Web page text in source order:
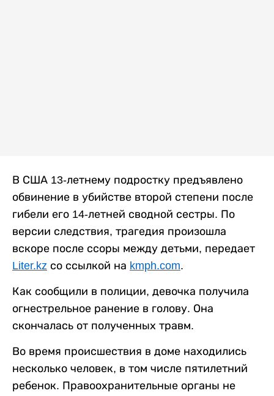
В США 13-летнему подростку предъявлено
обвинение в убийстве второй степени после
гибели его 14-летней сводной сестры. По
версии следствия, трагедия произошла
вскоре после ссоры между детьми, передает
Liter.kz со ссылкой на kmph.com.
Как сообщили в полиции, девочка получила
огнестрельное ранение в голову. Она
скончалась от полученных травм.
Во время происшествия в доме находились
несколько человек, в том числе пятилетний
ребенок. Правоохранительные органы не